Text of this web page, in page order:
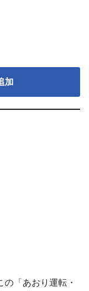
加
「あおり運転・